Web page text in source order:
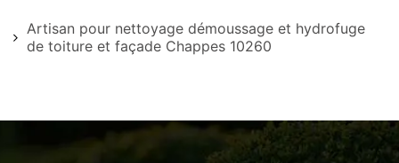
Artisan pour nettoyage démoussage et hydrofuge
de toiture et façade Chappes 10260